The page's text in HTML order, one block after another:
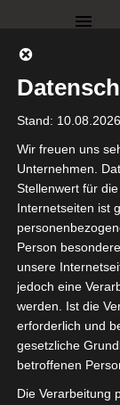
Stand: 10.08.2026
Wir freuen uns
Unternehmen.
Stellenwert für
Internetseiten ist
Person
unsere
jedoch eine
werden. Ist die
erforderlich und
gesetzliche
betroffenen
Die Verarbeitung